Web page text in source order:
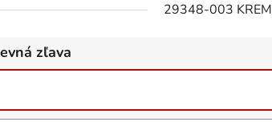
29348-003 KREM
zľava